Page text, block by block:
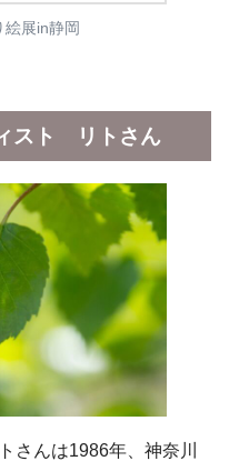
絵展in静岡
スト リトさん
さんは1986年、神奈川